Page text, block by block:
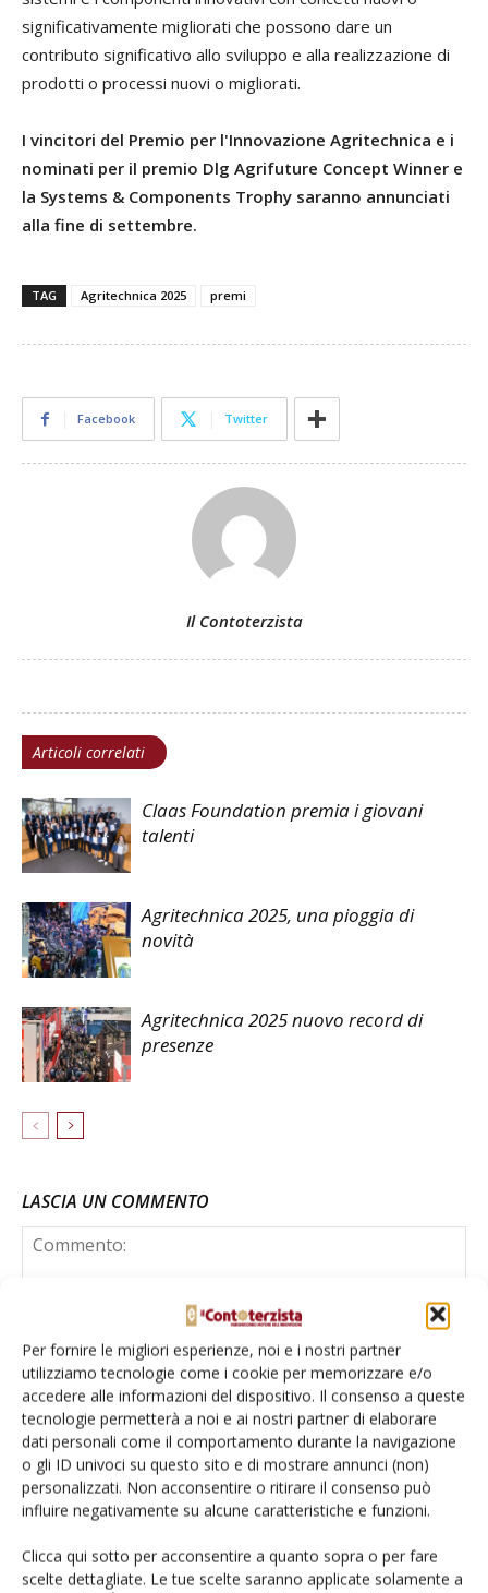
Per fornire le migliori esperienze, noi e i nostri partner
utilizziamo tecnologie come i cookie per memorizzare e/o
accedere alle informazioni del dispositivo. Il consenso a queste
tecnologie permetterà a noi e ai nostri partner di elaborare
dati personali come il comportamento durante la navigazione
o gli ID univoci su questo sito e di mostrare annunci (non)
personalizzati. Non acconsentire o ritirare il consenso può
influire negativamente su alcune caratteristiche e funzioni.
Clicca qui sotto per acconsentire a quanto sopra o per fare
scelte dettagliate. Le tue scelte saranno applicate solamente a
significativamente migliorati che possono dare un
contributo significativo allo sviluppo e alla realizzazione di
prodotti o processi nuovi o migliorati.
I vincitori del Premio per l'Innovazione Agritechnica e i
nominati per il premio Dlg Agrifuture Concept Winner e
la Systems & Components Trophy saranno annunciati
alla fine di settembre.
TAG Agritechnica 2025 premi
Facebook Twitter
Il Contoterzista
Articoli correlati
Claas Foundation premia i giovani
talenti
Agritechnica 2025, una pioggia di
novità
Agritechnica 2025 nuovo record di
presenze
LASCIA UN COMMENTO